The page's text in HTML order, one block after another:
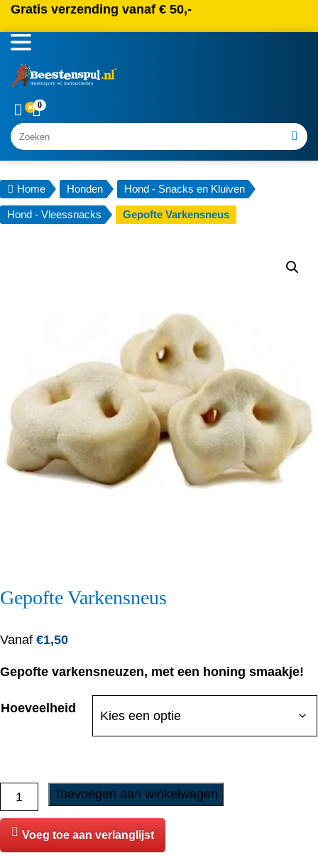
Gratis verzending vanaf € 50,-
0
Zoeken
Home Honden Hond - Snacks en Kluiven
Hond - Vleessnacks Gepofte Varkensneus
Gepofte Varkensneus
Vanaf €1,50
Gepofte varkensneuzen, met een honing smaakje!
Hoeveelheid
Gepofte
Varkensneus
aantal
Toevoegen aan winkelwagen
Voeg toe aan verlanglijst